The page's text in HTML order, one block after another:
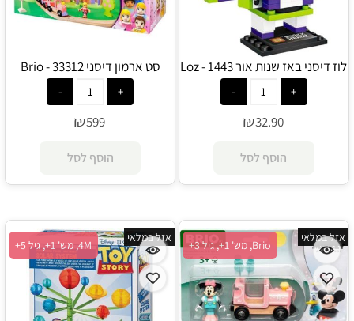
לוז דיסני באז שנות אור 1443 - Loz
₪32.90
הוסף לסל
סט ארמון דיסני 33312 - Brio
₪599
הוסף לסל
Brio, מש' 1+, גיל 3+
אזל במלאי
4M, מש' 1+, גיל 5+
אזל במלאי